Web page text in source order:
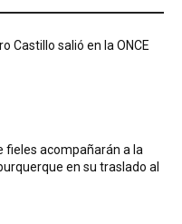
Castillo salió en la ONCE
fieles acompañarán a la
en su traslado al